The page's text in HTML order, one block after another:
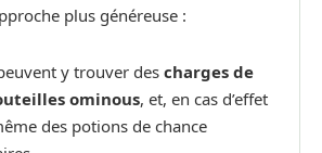
plus généreuse :
y trouver des charges de
ominous, et, en cas d’effet
des potions de chance